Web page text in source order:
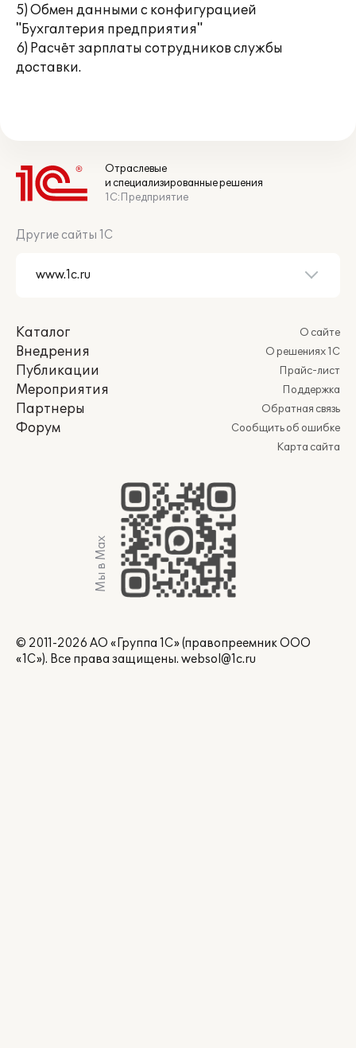
5) Обмен данными с конфигурацией
"Бухгалтерия предприятия"
6) Расчёт зарплаты сотрудников службы
доставки.
Отраслевые
и специализированные решения
1С:Предприятие
Другие сайты 1С
Каталог
Внедрения
Публикации
Мероприятия
Партнеры
Форум
О сайте
О решениях 1С
Прайс-лист
Поддержка
Обратная связь
Сообщить об ошибке
Карта сайта
Мы в Max
© 2011-2026 АО «Группа 1С» (правопреемник ООО
«1С»). Все права защищены. websol@1c.ru